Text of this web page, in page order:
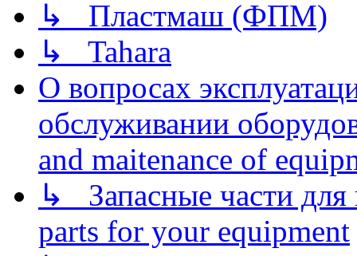
↳ Пластмаш (ФПМ)
↳ Tahara
О вопросах
обслуживании
and maitenance of
↳ Запасные части для
parts for your equipment